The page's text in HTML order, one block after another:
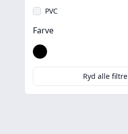
PVC
Farve
Sort
Ryd alle filtre